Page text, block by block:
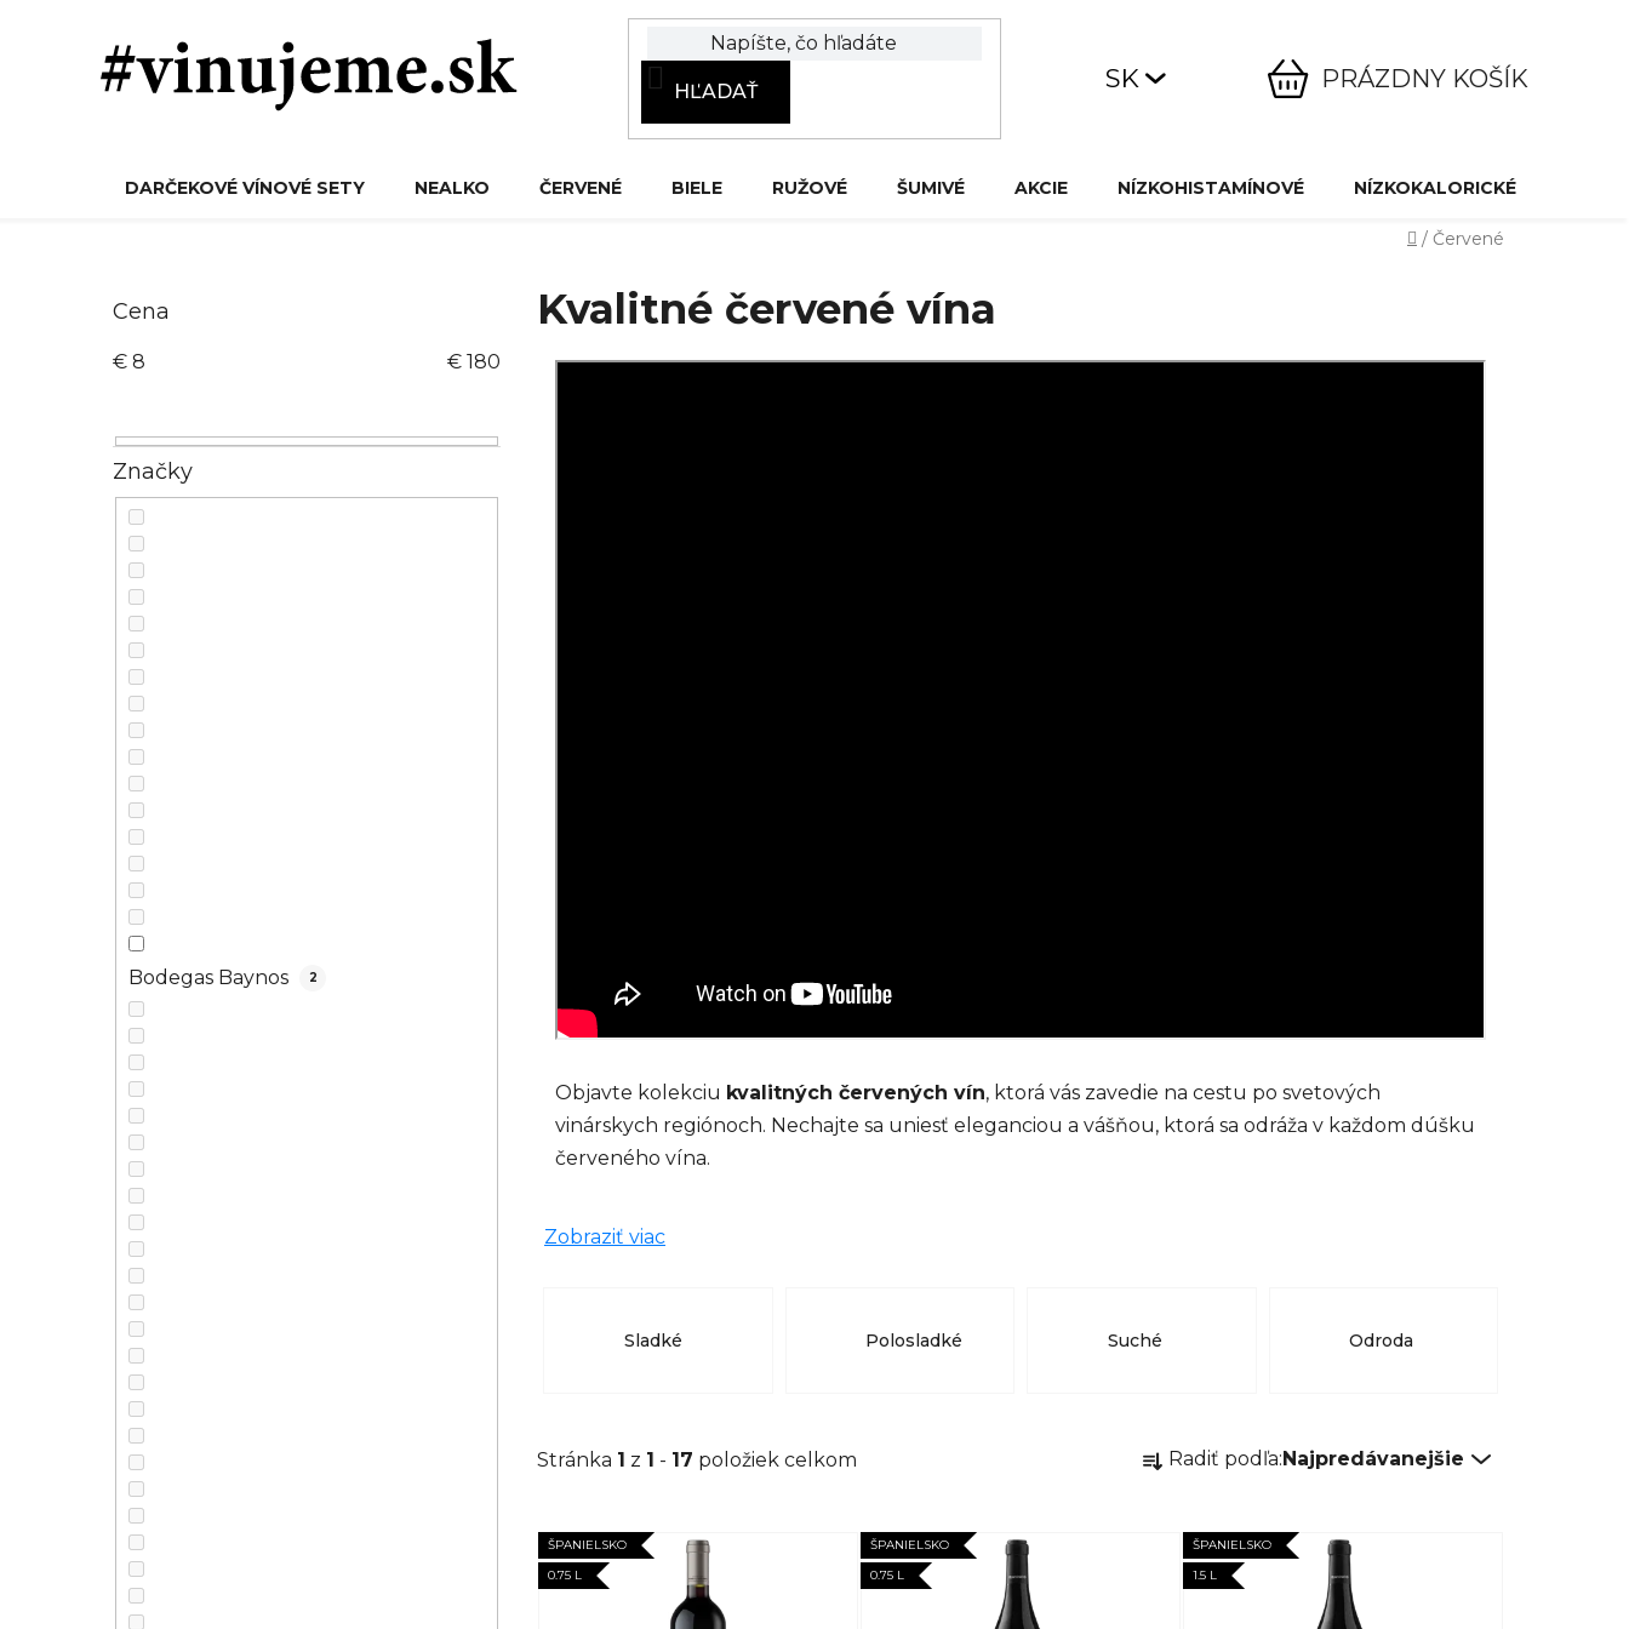
HĽADAŤ
SK
NÁKUPNÝ
PRÁZDNY KOŠÍK
DARČEKOVÉ VÍNOVÉ SETY NEALKO ČERVENÉ BIELE RUŽOVÉ ŠUMIVÉ AKCIE NÍZKOHISTAMÍNOVÉ NÍZKOKALORICKÉ
Domov
/ Červené
o
n
p
a
n
Cena
€ 8 € 180
Značky
Bodegas Baynos 2
Kvalitné červené vína
Objavte kolekciu kvalitných červených vín, ktorá vás zavedie na cestu po svetových
vinárskych regiónoch. Nechajte sa uniesť eleganciou a vášňou, ktorá sa odráža v každom dúšku
červeného vína.
Zobraziť viac
Sladké Polosladké Suché Odroda
Stránka 1 z 1 - 17 položiek celkom
a Radiť podľa: Najpredávanejšie
V
ý
p
ŠPANIELSKO
0.75 L
ŠPANIELSKO
0.75 L
ŠPANIELSKO
1.5 L